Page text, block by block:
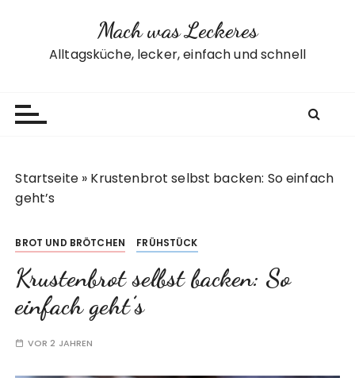
Mach was Leckeres
Alltagsküche, lecker, einfach und schnell
Startseite » Krustenbrot selbst backen: So einfach
geht’s
BROT UND BRÖTCHEN FRÜHSTÜCK
Krustenbrot selbst backen: So
einfach geht’s
VOR 2 JAHREN